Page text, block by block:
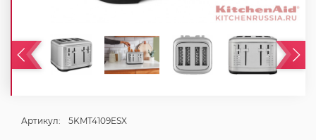
Артикул: 5KMT4109ESX